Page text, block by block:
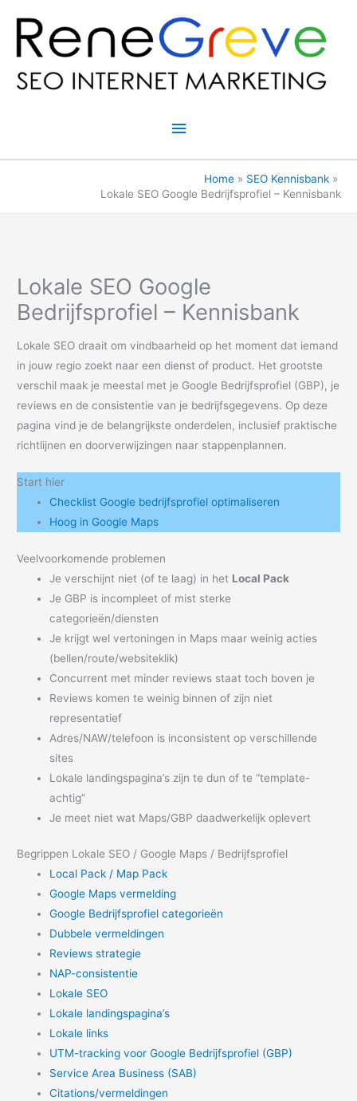
Hoofdmenu
Home
SEO Kennisbank
Lokale SEO Google Bedrijfsprofiel – Kennisbank
Lokale SEO Google
Bedrijfsprofiel – Kennisbank
Lokale SEO draait om vindbaarheid op het moment dat iemand
in jouw regio zoekt naar een dienst of product. Het grootste
verschil maak je meestal met je Google Bedrijfsprofiel (GBP), je
reviews en de consistentie van je bedrijfsgegevens. Op deze
pagina vind je de belangrijkste onderdelen, inclusief praktische
richtlijnen en doorverwijzingen naar stappenplannen.
Start hier
Checklist Google bedrijfsprofiel optimaliseren
Hoog in Google Maps
Veelvoorkomende problemen
Je verschijnt niet (of te laag) in het Local Pack
Je GBP is incompleet of mist sterke
categorieën/diensten
Je krijgt wel vertoningen in Maps maar weinig acties
(bellen/route/websiteklik)
Concurrent met minder reviews staat toch boven je
Reviews komen te weinig binnen of zijn niet
representatief
Adres/NAW/telefoon is inconsistent op verschillende
sites
Lokale landingspagina’s zijn te dun of te “template-
achtig”
Je meet niet wat Maps/GBP daadwerkelijk oplevert
Begrippen Lokale SEO / Google Maps / Bedrijfsprofiel
Local Pack / Map Pack
Google Maps vermelding
Google Bedrijfsprofiel categorieën
Dubbele vermeldingen
Reviews strategie
NAP-consistentie
Lokale SEO
Lokale landingspagina’s
Lokale links
UTM-tracking voor Google Bedrijfsprofiel (GBP)
Service Area Business (SAB)
Citations/vermeldingen